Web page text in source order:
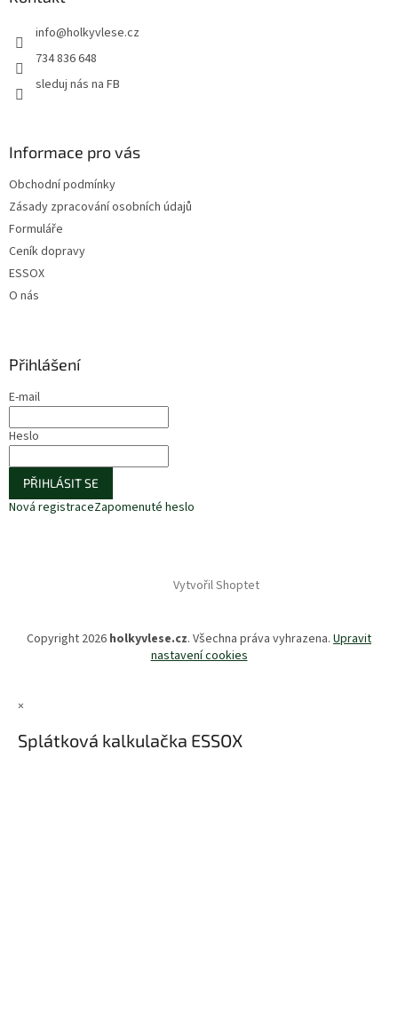
info@holkyvlese.cz
734 836 648
sleduj nás na FB
Informace pro vás
Obchodní podmínky
Zásady zpracování osobních údajů
Formuláře
Ceník dopravy
ESSOX
O nás
Přihlášení
E-mail
Heslo
PŘIHLÁSIT SE
Nová registraceZapomenuté heslo
Vytvořil Shoptet
Copyright 2026 holkyvlese.cz. Všechna práva vyhrazena. Upravit
nastavení cookies
×
Splátková kalkulačka ESSOX